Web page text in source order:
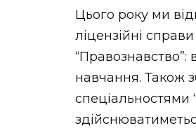
Цього року ми
ліцензійні
навчання. Також
спеціальностями